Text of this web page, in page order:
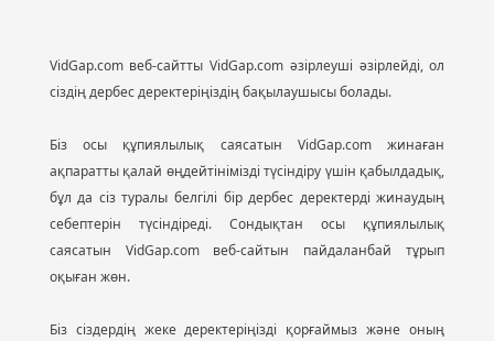
VidGap.com веб-сайтты VidGap.com әзірлеуші әзірлейді, ол
сіздің дербес деректеріңіздің бақылаушысы болады.
Біз осы құпиялылық саясатын VidGap.com жинаған
ақпаратты қалай өңдейтінімізді түсіндіру үшін қабылдадық,
бұл да сіз туралы белгілі бір дербес деректерді жинаудың
себептерін түсіндіреді. Сондықтан осы құпиялылық
саясатын VidGap.com веб-сайтын пайдаланбай тұрып
оқыған жөн.
Біз сіздердің жеке деректеріңізді қорғаймыз және оның